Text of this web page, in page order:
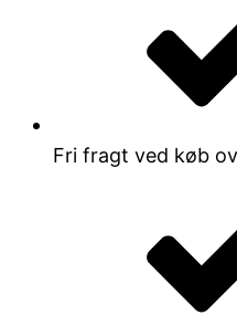
Fri fragt ved køb